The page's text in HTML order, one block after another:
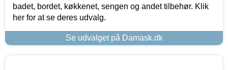
badet, bordet, køkkenet, sengen og andet tilbehør. Klik
her for at se deres udvalg.
Se udvalget på Damask.dk